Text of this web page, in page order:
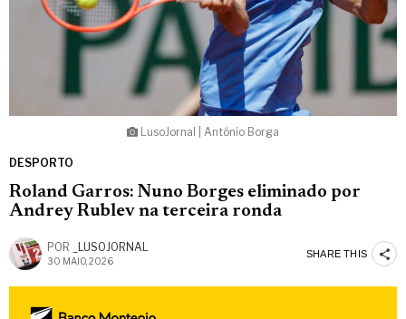
LusoJornal | António Borga
DESPORTO
Roland Garros: Nuno Borges eliminado por
Andrey Rublev na terceira ronda
POR _LUSOJORNAL
30 MAIO, 2026
SHARE THIS